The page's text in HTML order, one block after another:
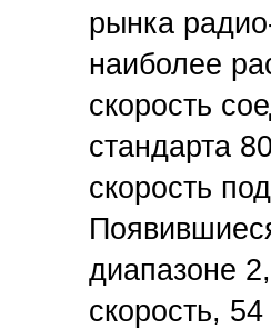
рынка
наиболее
скорость
стандарта
скорость
диапазоне
скорость,